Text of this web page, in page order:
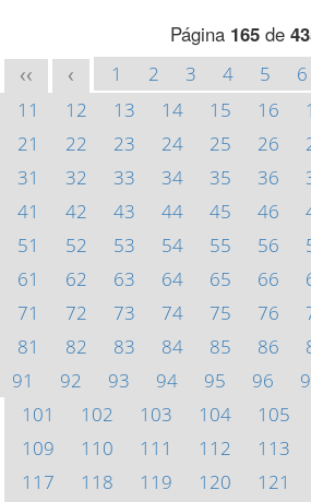
Página 165de
<< < 1 2 3 4 5 6
11
12 13 14 15 16
21
22 23 24 25 26
31
32 33 34 35 36
41
42 43 44 45 46
51
52 53 54 55 56
61
62 63 64 65 66
71
72 73 74 75 76
81
82 83 84 85 86
91
92 93 94 95 96
101
102 103 104 105
109
110 111 112 113
117
118 119 120 121